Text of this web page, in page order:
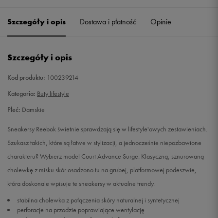
38,5
40 Powiadom o dostępności
Szczegóły i opis Dostawa i płatność Opinie
Szczegóły i opis
Kod produktu: 100239214
Kategoria: Buty lifestyle
Płeć: Damskie
Sneakersy Reebok świetnie sprawdzają się w lifestyle'owych zestawieniach.
Szukasz takich, które są łatwe w stylizacji, a jednocześnie niepozbawione
charakteru? Wybierz model Court Advance Surge. Klasyczną, sznurowaną
cholewkę z misku skór osadzono tu na grubej, platformowej podeszwie,
która doskonale wpisuje te sneakersy w aktualne trendy.
stabilna cholewka z połączenia skóry naturalnej i syntetycznej
perforacje na przodzie poprawiające wentylację